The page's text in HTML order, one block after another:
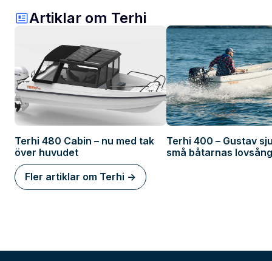
Artiklar om Terhi
Terhi 480 Cabin – nu med tak
över huvudet
Terhi 400 – Gustav
små båtarnas
Fler artiklar om Terhi ->